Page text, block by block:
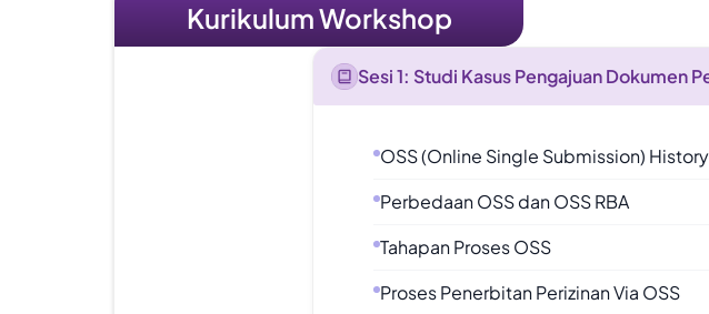
Kurikulum Workshop
Sesi 1: Studi Kasus Pengajuan Dokumen
OSS (Online Single Submission) History
Perbedaan OSS dan OSS RBA
Tahapan Proses OSS
Proses Penerbitan Perizinan Via OSS